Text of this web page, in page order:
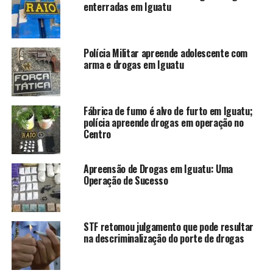
Gonçalves de Sousa, 23 anos. Os policiais encaminharam
o material apreendido e os envolvidos até a delegacia de
Polícia Civil para a adoção dos devidos procedimentos.
TÓPICOS RELACIONADOS: DROGAS NEUMA
A SEGUIR
Moradores do Fomento lesados com o golpe do
empréstimo
NÃO PERCA
Ronda do Quarteirão de Iguatu encabeça campanha
contra a violência
redacao
enterradas em Iguatu
Polícia Militar apreende adolescente com
arma e drogas em Iguatu
Fábrica de fumo é alvo de furto em Iguatu;
polícia apreende drogas em operação no
Centro
Apreensão de Drogas em Iguatu: Uma
Operação de Sucesso
STF retomou julgamento que pode resultar
na descriminalização do porte de drogas